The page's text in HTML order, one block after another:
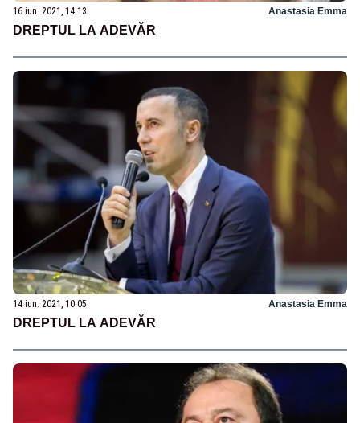
16 iun. 2021, 14:13 Anastasia Emma
DREPTUL LA ADEVĂR
14 iun. 2021, 10:05 Anastasia Emma
DREPTUL LA ADEVĂR